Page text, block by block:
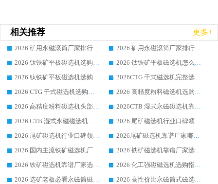
相关推荐 更多+
2026 矿用永磁滚筒厂家排行榜选购干货指南 行业口碑标杆华体会手机网页版-华体会(中国) 实力出众
2026 矿用永磁滚筒厂家排行榜选购指南，行业口碑领域强者华体会手机网页版-华体会(中国)
2026 钛铁矿平板磁选机选购全攻略 市场公认优质品牌厂家实力排行榜
2026 钛铁矿平板磁选机怎么选 靠谱生产企业实力排行榜选购参考攻略
2026 钛铁矿平板磁选机选购指南 行业口碑优选品牌生产企业实力排行榜
2026CTG 干式磁选机完整选购指南 行业口碑顶尖靠谱生产龙头厂家实力推荐
2026 CTG 干式磁选机选购指南|行业口碑靠谱生产厂家领域强者推荐
2026 高精度粉料磁选机选购全攻略 行业优质品牌华体会手机网页版-华体会(中国) 实力深度解析
2026 高精度粉料磁选机头部厂家选购指南 行业口碑靠谱品牌推荐 领域强者华体会手机网页版-华体会(中国) 解析
2026CTB 湿式永磁磁选机靠谱厂家实力排行榜 铁矿选矿设备采购全流程选购指南
2026 CTB 湿式永磁磁选机选购指南|行业口碑良好品牌推荐，领域强者华体会手机网页版-华体会(中国)
2026 尾矿磁选机行业口碑领域强者，源头直供国内主流厂家华体会手机网页版-华体会(中国) 一站式服务
2026 尾矿磁选机行业口碑领域强者，源头直供国内主流厂家华体会手机网页版-华体会(中国) 一站式服务
2026尾矿磁选机靠谱厂家哪家好 行业口碑领域强者华体会手机网页版-华体会(中国) 推荐
2026 国内主流铁矿磁选机厂家选购指南|行业口碑好品牌推荐，领域强者华体会手机网页版-华体会(中国)
2026 铁矿磁选机靠谱厂家选购全攻略 行业标杆华体会手机网页版-华体会(中国) 设备性价比出众
2026 铁矿磁选机靠谱厂家选购指南，领域强者华体会手机网页版-华体会(中国) 铁矿磁选机性价比高
2026 化工强磁磁选机选购指南 5 家行业口碑靠谱厂家领域强者推荐
2026 选矿老板必看永磁筒磁选机推荐 行业头部品牌口碑设备选购全攻略
2026 高性价比永磁筒式磁选机品牌盘点 行业强者口碑实测选购完整指南